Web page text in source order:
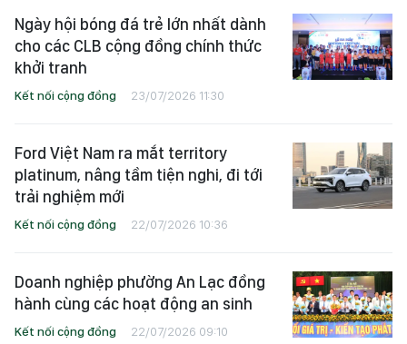
Ngày hội bóng đá trẻ lớn nhất dành
cho các CLB cộng đồng chính thức
khởi tranh
Kết nối cộng đồng 23/07/2026 11:30
Ford Việt Nam ra mắt territory
platinum, nâng tầm tiện nghi, đi tới
trải nghiệm mới
Kết nối cộng đồng 22/07/2026 10:36
Doanh nghiệp phường An Lạc đồng
hành cùng các hoạt động an sinh
Kết nối cộng đồng 22/07/2026 09:10